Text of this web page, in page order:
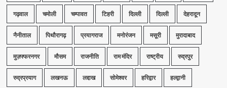
गढ़वाल चमोली चम्पावत टिहरी दिल्ली दिल्ली देहरादून
नैनीताल पिथौरागढ़ प्रयागराज मनोरंजन मसूरी मुरादाबाद
मुज़फ्फरनगर मौसम राजनीति राम मंदिर राष्ट्रीय रुद्रपुर
रुद्रप्रयाग लखनऊ लद्दाख सोमेश्वर हरिद्वार हल्द्वानी